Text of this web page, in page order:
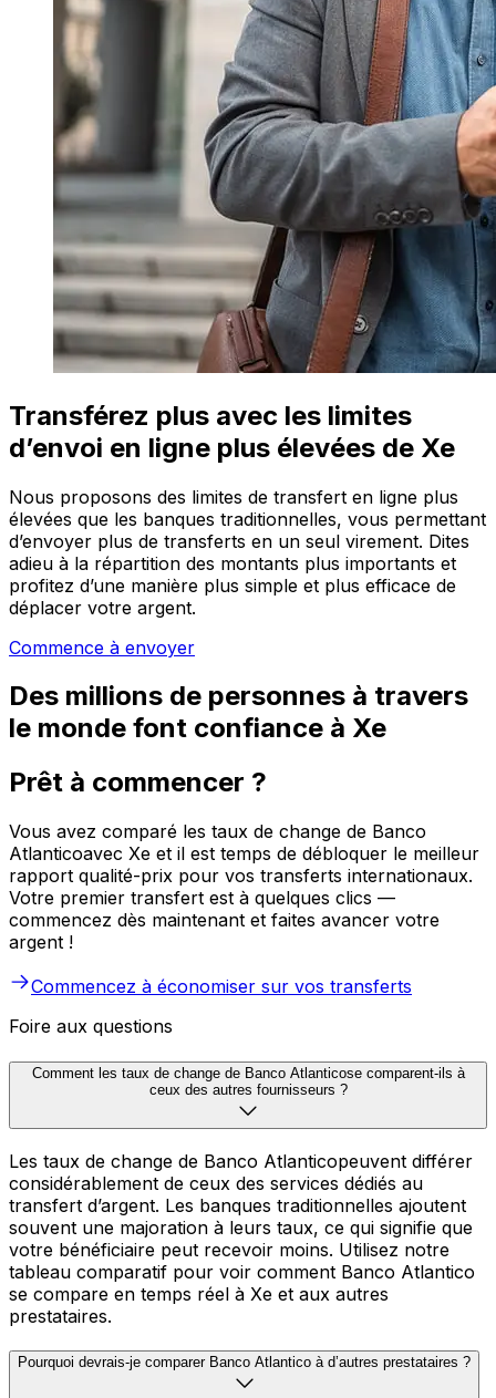
Transférez plus avec les limites
d’envoi en ligne plus élevées de Xe
Nous proposons des limites de transfert en ligne plus
élevées que les banques traditionnelles, vous permettant
d’envoyer plus de transferts en un seul virement. Dites
adieu à la répartition des montants plus importants et
profitez d’une manière plus simple et plus efficace de
déplacer votre argent.
Commence à envoyer
Des millions de personnes à travers
le monde font confiance à Xe
Prêt à commencer ?
Vous avez comparé les taux de change de Banco
Atlanticoavec Xe et il est temps de débloquer le meilleur
rapport qualité-prix pour vos transferts internationaux.
Votre premier transfert est à quelques clics —
commencez dès maintenant et faites avancer votre
argent !
Commencez à économiser sur vos transferts
Foire aux questions
Comment les taux de change de Banco Atlanticose comparent-ils à
ceux des autres fournisseurs ?
Les taux de change de Banco Atlanticopeuvent différer
considérablement de ceux des services dédiés au
transfert d’argent. Les banques traditionnelles ajoutent
souvent une majoration à leurs taux, ce qui signifie que
votre bénéficiaire peut recevoir moins. Utilisez notre
tableau comparatif pour voir comment Banco Atlantico
se compare en temps réel à Xe et aux autres
prestataires.
Pourquoi devrais-je comparer Banco Atlantico à d’autres prestataires ?